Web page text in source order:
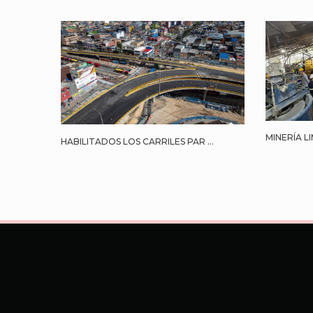
HABILITADOS LOS CARRILES PAR ...
MINERÍA